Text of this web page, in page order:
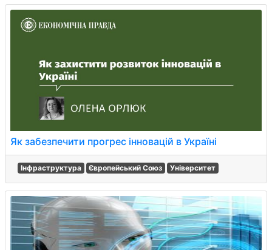
Як забезпечити прогрес інновацій в Україні
Інфраструктура Європейський Союз Університет